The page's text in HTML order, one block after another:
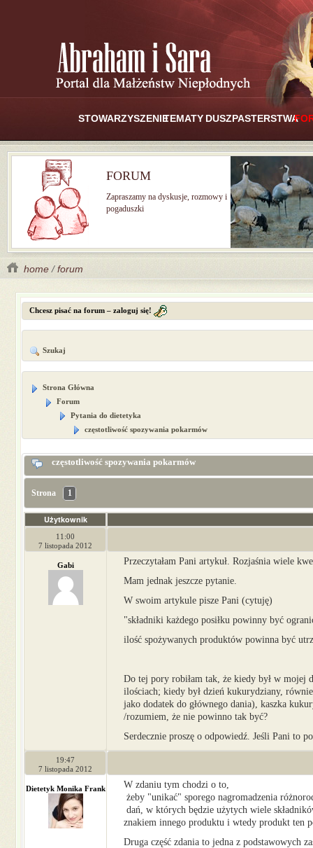
STOWARZYSZENIETEMATY DUSZPASTERSTWA
FORUM
Zapraszamy na dyskusje, rozmowy i
pogaduszki
home /forum
Chcesz pisać na forum – zaloguj się!
Szukaj
Strona Główna
Forum
Pytania do dietetyka
częstotliwość spozywania pokarmów
częstotliwość spozywania pokarmów
Strona 1
Użytkownik
11:00
7 listopada 2012
Gabi
Przeczytałam Pani artykuł. Rozjaśnia wiele
Mam jednak jeszcze pytanie.
W swoim artykule pisze Pani (cytuję)
"składniki każdego posiłku powinny być
ilość spożywanych produktów powinna być
Do tej pory robiłam tak, że kiedy był w mojej
ilościach; kiedy był dzień kukurydziany,
jako dodatek do głównego dania), kaszka
/rozumiem, że nie powinno tak być?
Serdecznie proszę o odpowiedź. Jeśli Pani to
19:47
7 listopada 2012
Dietetyk Monika Frank
W zdaniu tym chodzi o to,
żeby "unikać" sporego nagromadzenia
dań, w których będzie użytych wiele
znakiem innego produktu i wtedy produkt ten
Druga część zdania to jedna z podstawowych